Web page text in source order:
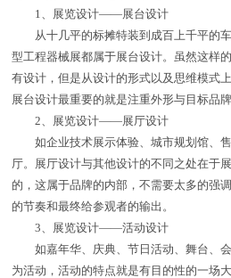
1、展览设计——展台设计
从十几平的标摊特装到成百上千平的车
型工程器械展都属于展台设计。虽然这样
有设计，但是从设计的形式以及思维模式
展台设计最重要的就是注重外形与目标品牌
2、展览设计——展厅设计
如企业技术展示体验、城市规划馆、售
厅。展厅设计与其他设计的不同之处在于
的，这属于品牌的内部，不需要太多的强
的节奏和最终给参观者的输出。
3、展览设计——活动设计
如嘉年华、庆典、节日活动、舞台、会
为活动，活动的特点就是有目的性的一场